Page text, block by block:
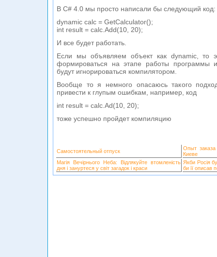
В C# 4.0 мы просто написали бы следующий код:
dynamic calc = GetCalculator();
int result = calc.Add(10, 20);
И все будет работать.
Если мы объявляем объект как dynamic, то
формироваться на этапе работы программы
будут игнорироваться компилятором.
Вообще то я немного опасаюсь такого
привести к глупым ошибкам, например, код
int result = calc.Ad(10, 20);
тоже успешно пройдет компиляцию
Самостоятельный отпуск
Опыт
Киеве
Магія Вечірнього Неба: Відлякуйте втомленість
дня і зануртеся у світ загадок і краси
Якби Росія
би її описав